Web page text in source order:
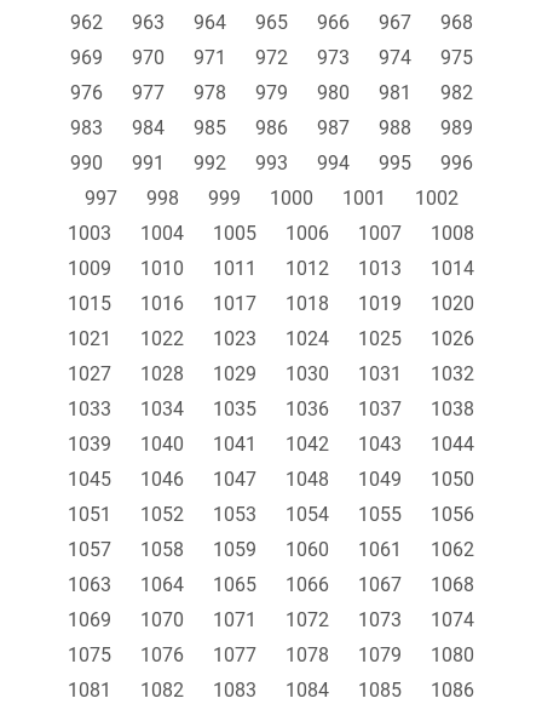
962
963 964 965 966 967
968
969
970 971 972 973 974
975
976
977 978 979 980 981
982
983
984 985 986 987 988
989
990
991 992 993 994 995
996
997
998 999 1000 1001
1002
1003
1004 1005 1006 1007
1008
1009
1010 1011 1012 1013
1014
1015
1016 1017 1018 1019
1020
1021
1022 1023 1024 1025
1026
1027
1028 1029 1030 1031
1032
1033
1034 1035 1036 1037
1038
1039
1040 1041 1042 1043
1044
1045
1046 1047 1048 1049
1050
1051
1052 1053 1054 1055
1056
1057
1058 1059 1060 1061
1062
1063
1064 1065 1066 1067
1068
1069
1070 1071 1072 1073
1074
1075
1076 1077 1078 1079
1080
1081
1082 1083 1084 1085
1086